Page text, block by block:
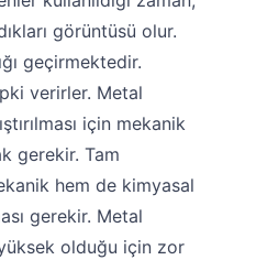
görüntüsü olur.
geçirmektedir.
verirler. Metal
için mekanik
gerekir. Tam
hem de kimyasal
gerekir. Metal
olduğu için zor